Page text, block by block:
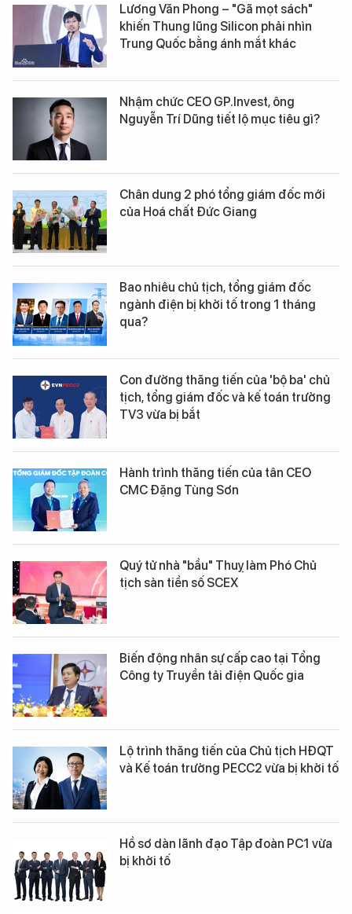
Lương Văn Phong – "Gã mọt sách"
khiến Thung lũng Silicon phải nhìn
Trung Quốc bằng ánh mắt khác
Nhậm chức CEO GP.Invest, ông
Nguyễn Trí Dũng tiết lộ mục tiêu gì?
Chân dung 2 phó tổng giám đốc mới
của Hoá chất Đức Giang
Bao nhiêu chủ tịch, tổng giám đốc
ngành điện bị khởi tố trong 1 tháng
qua?
Con đường thăng tiến của 'bộ ba' chủ
tịch, tổng giám đốc và kế toán trưởng
TV3 vừa bị bắt
Hành trình thăng tiến của tân CEO
CMC Đặng Tùng Sơn
Quý tử nhà "bầu" Thuỵ làm Phó Chủ
tịch sàn tiền số SCEX
Biến động nhân sự cấp cao tại Tổng
Công ty Truyền tải điện Quốc gia
Lộ trình thăng tiến của Chủ tịch HĐQT
và Kế toán trưởng PECC2 vừa bị khởi tố
Hồ sơ dàn lãnh đạo Tập đoàn PC1 vừa
bị khởi tố